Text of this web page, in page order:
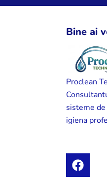
Bine ai
Proclean
sisteme
igiena
F
a